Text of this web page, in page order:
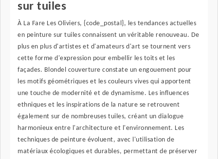
sur tuiles
À La Fare Les Oliviers, {code_postal}, les tendances actuelles
en peinture sur tuiles connaissent un véritable renouveau. De
plus en plus d'artistes et d'amateurs d'art se tournent vers
cette forme d'expression pour embellir les toits et les
façades. Blondel couverture constate un engouement pour
les motifs géométriques et les couleurs vives qui apportent
une touche de modernité et de dynamisme. Les influences
ethniques et les inspirations de la nature se retrouvent
également sur de nombreuses tuiles, créant un dialogue
harmonieux entre l'architecture et l'environnement. Les
techniques de peinture évoluent, avec l'utilisation de
matériaux écologiques et durables, permettant de préserver